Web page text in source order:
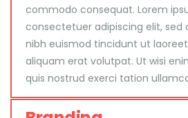
commodo consequat. Lorem
consectetuer adipiscing elit,
nibh euismod tincidunt ut
aliquam erat volutpat. Ut wisi
quis nostrud exerci tation